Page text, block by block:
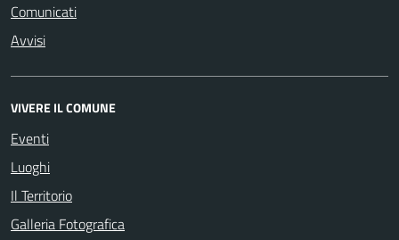
Comunicati
Avvisi
VIVERE IL COMUNE
Eventi
Luoghi
Il Territorio
Galleria Fotografica